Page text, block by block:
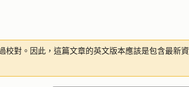
校對。因此，這篇文章的英文版本應該是包含最新資